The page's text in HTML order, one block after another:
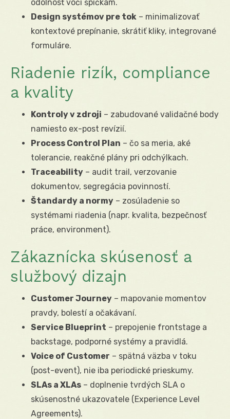
odolnosť voči špičkám.
Design systémov pre tok – minimalizovať
kontextové prepínanie, skrátiť kliky, integrované
formuláre.
Riadenie rizík, compliance
a kvality
Kontroly v zdroji – zabudované validačné body
namiesto ex-post revízií.
Process Control Plan – čo sa meria, aké
tolerancie, reakčné plány pri odchýlkach.
Traceability – audit trail, verzovanie
dokumentov, segregácia povinností.
Štandardy a normy – zosúladenie so
systémami riadenia (napr. kvalita, bezpečnosť
práce, environment).
Zákaznícka skúsenosť a
službový dizajn
Customer Journey – mapovanie momentov
pravdy, bolestí a očakávaní.
Service Blueprint – prepojenie frontstage a
backstage, podporné systémy a pravidlá.
Voice of Customer – spätná väzba v toku
(post-event), nie iba periodické prieskumy.
SLAs a XLAs – doplnenie tvrdých SLA o
skúsenostné ukazovatele (Experience Level
Agreements).